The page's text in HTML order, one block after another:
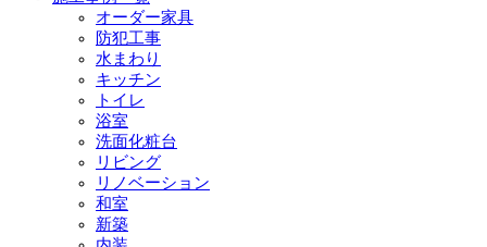
オーダー家具
防犯工事
水まわり
キッチン
トイレ
浴室
洗面化粧台
リビング
リノベーション
和室
新築